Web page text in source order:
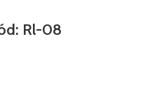
Rl-08